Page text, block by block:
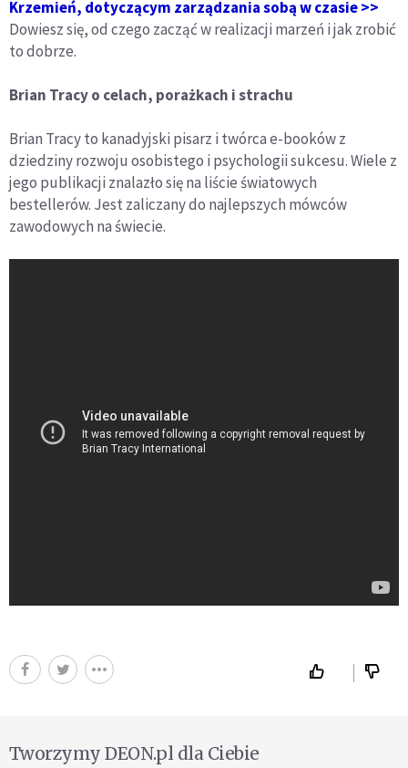
Krzemień, dotyczącym zarządzania sobą w czasie >>
Dowiesz się, od czego zacząć w realizacji marzeń i jak zrobić
to dobrze.
Brian Tracy o celach, porażkach i strachu
Brian Tracy to kanadyjski pisarz i twórca e-booków z
dziedziny rozwoju osobistego i psychologii sukcesu. Wiele z
jego publikacji znalazło się na liście światowych
bestellerów. Jest zaliczany do najlepszych mówców
zawodowych na świecie.
Tworzymy DEON.pl dla Ciebie